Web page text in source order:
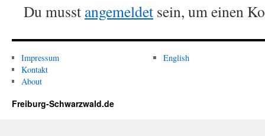
Du musst angemeldet sein, um einen
Impressum
Kontakt
About
English
Freiburg-Schwarzwald.de